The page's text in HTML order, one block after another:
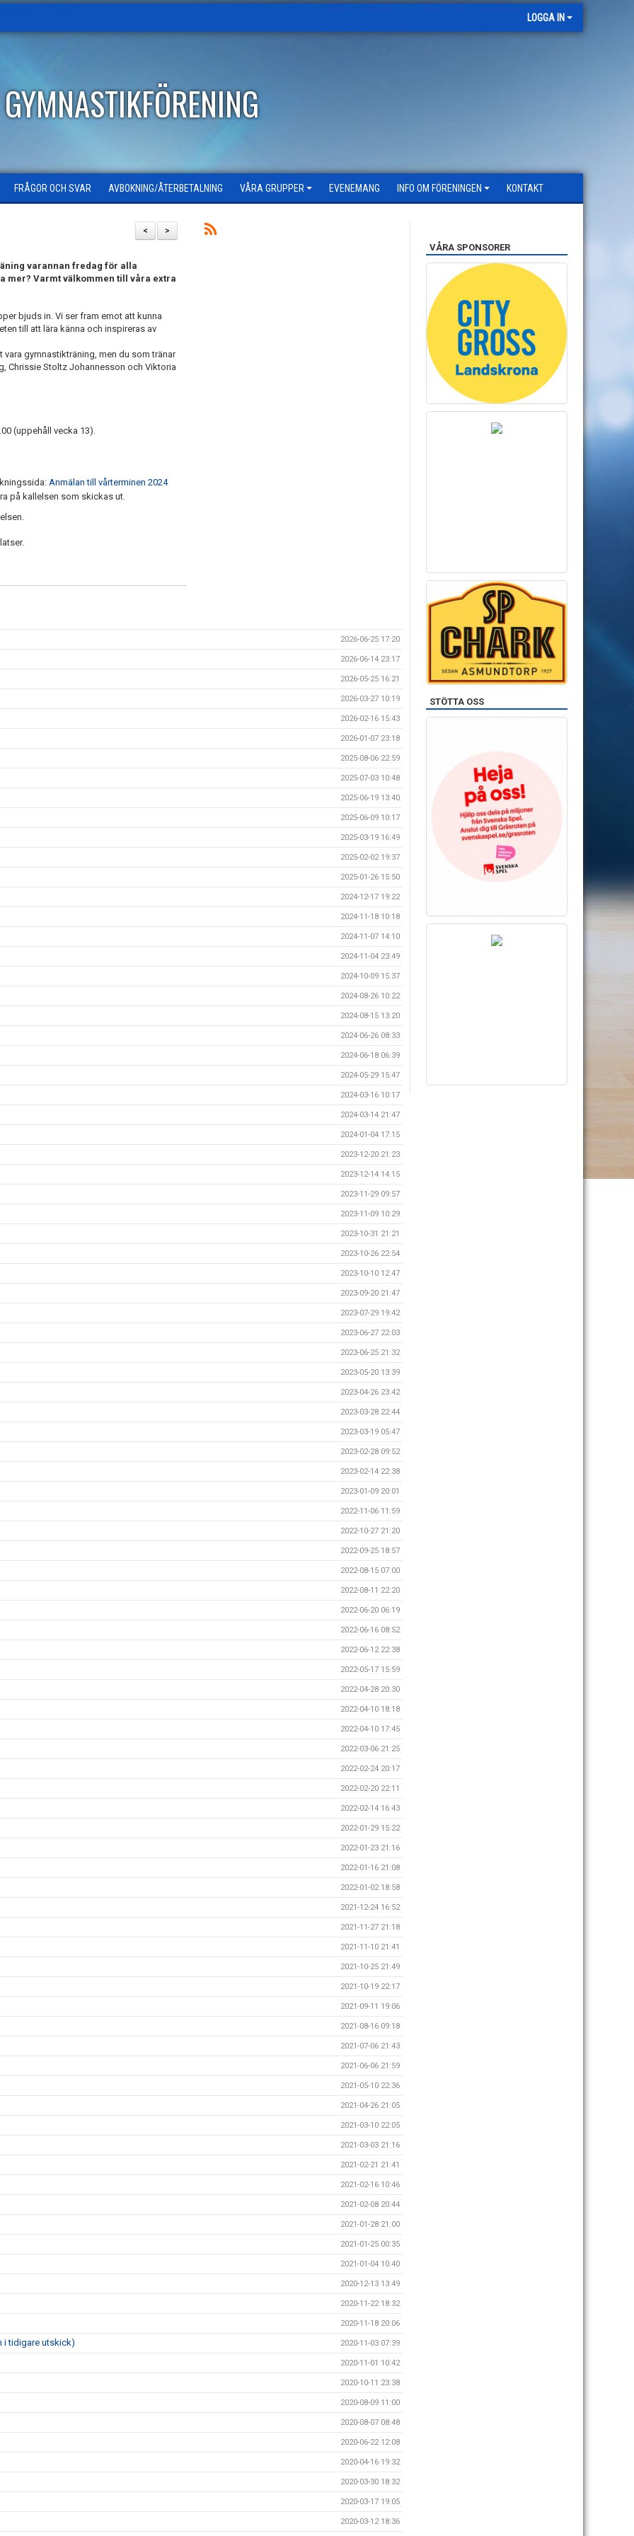
LOGGA IN
FRÅGOR OCH SVAR AVBOKNING/ÅTERBETALNING VÅRA GRUPPER EVENEMANG INFO OM FÖRENINGEN KONTAKT
>
<
varannan fredag för alla
mer? Varmt välkommen till våra extra
bjuds in. Vi ser fram emot att kunna
till att lära känna och inspireras av
gymnastikträning, men du som tränar
Chrissie Stoltz Johannesson och Viktoria
(uppehåll vecka 13).
Anmälan till vårterminen 2024
på kallelsen som skickas ut.
2026-06-25 17:20
2026-06-14 23:17
2026-05-25 16:21
2026-03-27 10:19
2026-02-16 15:43
2026-01-07 23:18
2025-08-06 22:59
2025-07-03 10:48
2025-06-19 13:40
2025-06-09 10:17
2025-03-19 16:49
2025-02-02 19:37
2025-01-26 15:50
2024-12-17 19:22
2024-11-18 10:18
2024-11-07 14:10
2024-11-04 23:49
2024-10-09 15:37
2024-08-26 10:22
2024-08-15 13:20
2024-06-26 08:33
2024-06-18 06:39
2024-05-29 15:47
2024-03-16 10:17
2024-03-14 21:47
2024-01-04 17:15
2023-12-20 21:23
2023-12-14 14:15
2023-11-29 09:57
2023-11-09 10:29
2023-10-31 21:21
2023-10-26 22:54
2023-10-10 12:47
2023-09-20 21:47
2023-07-29 19:42
2023-06-27 22:03
2023-06-25 21:32
2023-05-20 13:39
2023-04-26 23:42
2023-03-28 22:44
2023-03-19 05:47
2023-02-28 09:52
2023-02-14 22:38
2023-01-09 20:01
2022-11-06 11:59
2022-10-27 21:20
2022-09-25 18:57
2022-08-15 07:00
2022-08-11 22:20
2022-06-20 06:19
2022-06-16 08:52
2022-06-12 22:38
2022-05-17 15:59
2022-04-28 20:30
2022-04-10 18:18
2022-04-10 17:45
2022-03-06 21:25
2022-02-24 20:17
2022-02-20 22:11
2022-02-14 16:43
2022-01-29 15:22
2022-01-23 21:16
2022-01-16 21:08
2022-01-02 18:58
2021-12-24 16:52
2021-11-27 21:18
2021-11-10 21:41
2021-10-25 21:49
2021-10-19 22:17
2021-09-11 19:06
2021-08-16 09:18
2021-07-06 21:43
2021-06-06 21:59
2021-05-10 22:36
2021-04-26 21:05
2021-03-10 22:05
2021-03-03 21:16
2021-02-21 21:41
2021-02-16 10:46
2021-02-08 20:44
2021-01-28 21:00
2021-01-25 00:35
2021-01-04 10:40
2020-12-13 13:49
2020-11-22 18:32
2020-11-18 20:06
i tidigare utskick) 2020-11-03 07:39
2020-11-01 10:42
2020-10-11 23:38
2020-08-09 11:00
2020-08-07 08:48
2020-06-22 12:08
2020-04-16 19:32
2020-03-30 18:32
2020-03-17 19:05
2020-03-12 18:36
VÅRA SPONSORER
STÖTTA OSS